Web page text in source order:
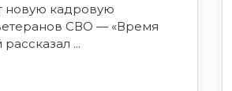
новую кадровую
СВО — «Время
...